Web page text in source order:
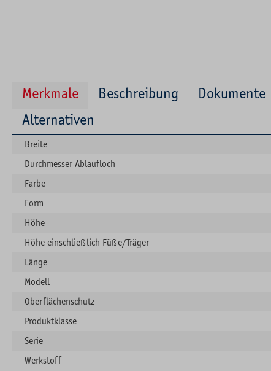
Merkmale Beschreibung Dokumente
Alternativen
Breite
Durchmesser Ablaufloch
Farbe
Form
Höhe
Höhe einschließlich Füße/Träger
Länge
Modell
Oberflächenschutz
Produktklasse
Serie
Werkstoff